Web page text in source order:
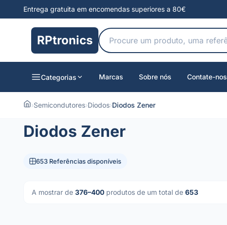
Entrega gratuita em encomendas superiores a 80€
RPtronics
Categorias Marcas Sobre nós Contate-nos
›Semicondutores›Diodos›Diodos Zener
Diodos Zener
653 Referências disponíveis
A mostrar de 376–400 produtos de um total de 653